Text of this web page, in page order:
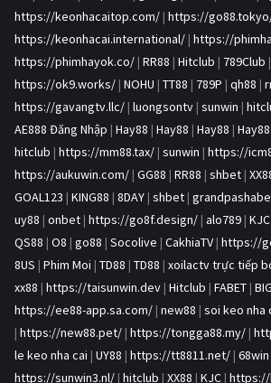
https://keonhacaitop.com/ | https://
https://keonhacai.international/ | https://
https://phimhayok.co/ | RR88 | Hitclub | 789Club |
https://ok9.works/ | NOHU | TT88 | 789P | qh88 |
https://gavangtv.llc/ | luongsontv | sunwin |
AE888 Đăng Nhập | Hay88 | Hay88 | Hay88 | Hay88
hitclub | https://mm88.tax/ | sunwin | https://
https://aukuwin.com/ | GG88 | RR88 | shbet |
GOAL123 | KING88 | 8DAY | shbet |
uy88 | onbet | https://go8f.design/ | alo789 | KJC
QS88 | O8 | go88 | Socolive | CakhiaTV | https://
8US | Phim Moi | TD88 | TD88 | xoilactv trực tiếp
xx88 | https://taisunwin.dev | Hitclub | FABET |
https://ee88-app.sa.com/ | new88 | soi keo nha
| https://new88.pet/ | https://tongga88.my/ |
le keo nha cai | UY88 | https://tt8811.net/ | 68win
https://sunwin3.nl/ | hitclub | XX88 | KJC | https://